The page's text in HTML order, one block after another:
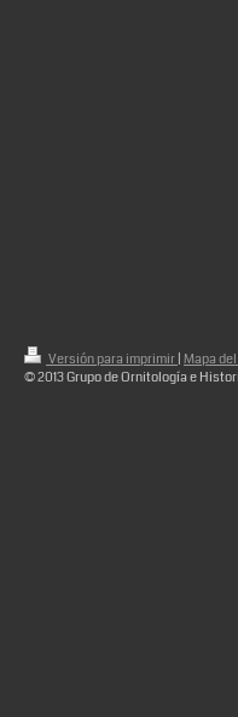
Versión para imprimir Mapa
© 2013 Grupo de Ornitología e